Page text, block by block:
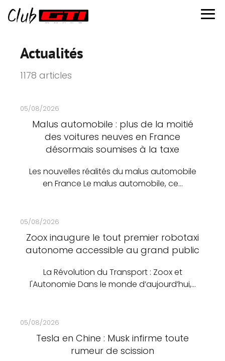
Actualités
1178 articles
05/08/2026
Malus automobile : plus de la moitié
des voitures neuves en France
désormais soumises à la taxe
Les nouvelles réalités du malus automobile
en France Le malus automobile, ce…
05/08/2026
Zoox inaugure le tout premier robotaxi
autonome accessible au grand public
La Révolution du Transport : Zoox et
l'Autonomie Dans le monde d’aujourd’hui,…
05/08/2026
Tesla en Chine : Musk infirme toute
rumeur de scission